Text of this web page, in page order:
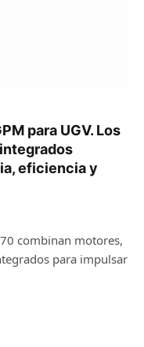
para UGV. Los
eficiencia y
combinan motores,
para impulsar